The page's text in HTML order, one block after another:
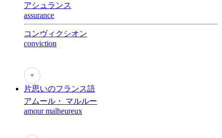
アシュランス
assurance
コンヴィクシオン
conviction
♥
片思いのフランス語
アムール・ マルルー
amour malheureux